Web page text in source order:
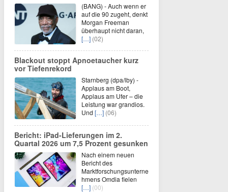
(BANG) - Auch wenn er
auf die 90 zugeht, denkt
Morgan Freeman
überhaupt nicht daran,
[…] (02)
Blackout stoppt Apnoetaucher kurz
vor Tiefenrekord
Starnberg (dpa/lby) -
Applaus am Boot,
Applaus am Ufer – die
Leistung war grandios.
Und […] (06)
Bericht: iPad-Lieferungen im 2.
Quartal 2026 um 7,5 Prozent gesunken
Nach einem neuen
Bericht des
Marktforschungsunterne
hmens Omdia fielen
[…] (00)